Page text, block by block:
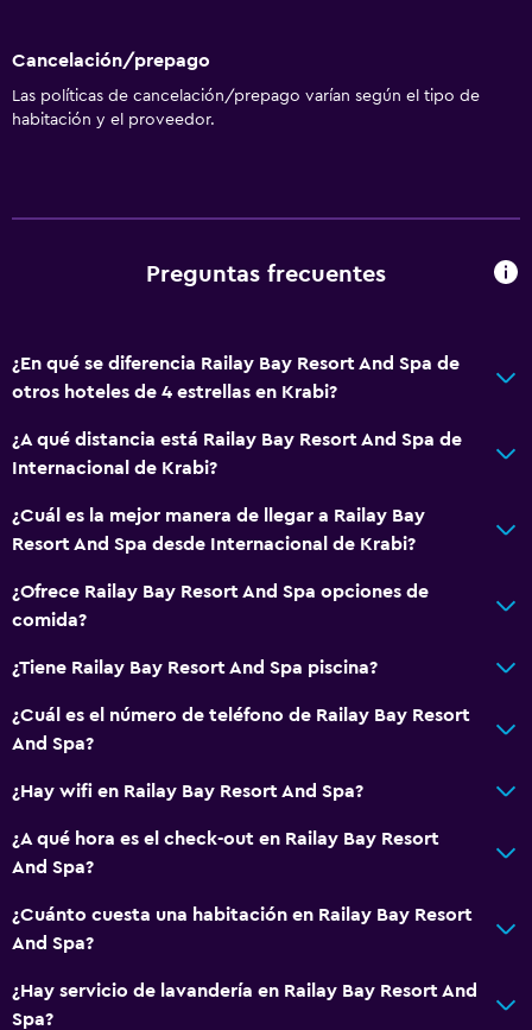
Cancelación/prepago
Las políticas de cancelación/prepago varían según el tipo de
habitación y el proveedor.
Preguntas frecuentes
¿En qué se diferencia Railay Bay Resort And Spa de
otros hoteles de 4 estrellas en Krabi?
¿A qué distancia está Railay Bay Resort And Spa de
Internacional de Krabi?
¿Cuál es la mejor manera de llegar a Railay Bay
Resort And Spa desde Internacional de Krabi?
¿Ofrece Railay Bay Resort And Spa opciones de
comida?
¿Tiene Railay Bay Resort And Spa piscina?
¿Cuál es el número de teléfono de Railay Bay Resort
And Spa?
¿Hay wifi en Railay Bay Resort And Spa?
¿A qué hora es el check-out en Railay Bay Resort
And Spa?
¿Cuánto cuesta una habitación en Railay Bay Resort
And Spa?
¿Hay servicio de lavandería en Railay Bay Resort And
Spa?